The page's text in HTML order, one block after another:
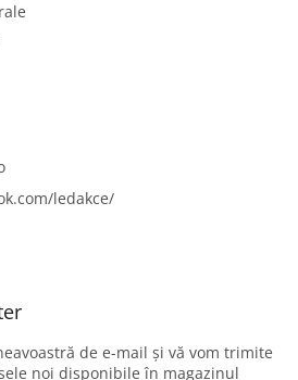
ledakce/
de e-mail şi vă vom trimite
noi disponibile în magazinul